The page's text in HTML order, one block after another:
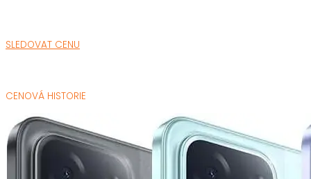
SLEDOVAT CENU
CENOVÁ HISTORIE